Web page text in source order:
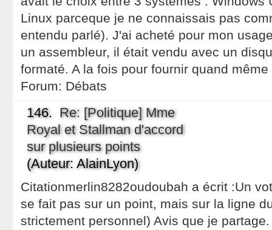
Linux parceque je ne connaissais pas
entendu parlé). J'ai acheté pour mon
un assembleur, il était vendu avec un
formaté. A la fois pour fournir quand
Forum: Débats
146. Re: [Politique] Mme
Royal et Stallman d'accord
sur plusieurs points
(Auteur: AlainLyon)
Citationmerlin8282oudoubah a écrit :Un
se fait pas sur un point, mais sur la ligne
strictement personnel) Avis que je